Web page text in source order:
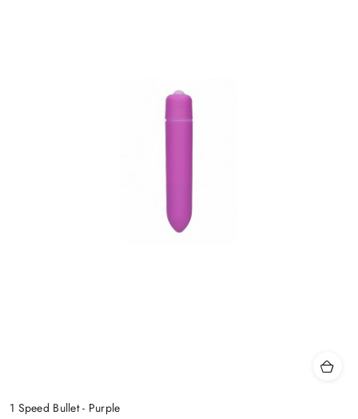
1 Speed Bullet - Purple